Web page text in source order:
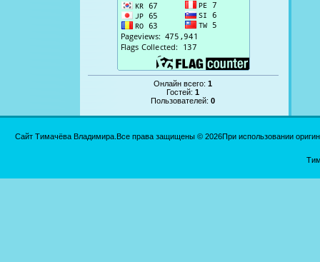
Онлайн всего:1
Гостей:1
Пользователей:0
Сайт Тимачёва Владимира.Все права защищены © 2026При использовании